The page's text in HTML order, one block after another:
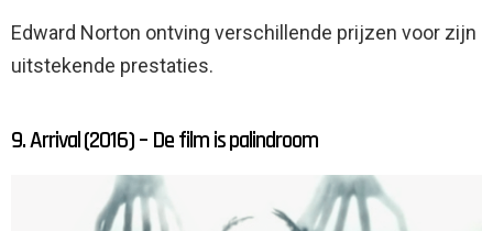
Edward Norton ontving verschillende prijzen voor zijn
uitstekende prestaties.
9. Arrival (2016) – De film is palindroom